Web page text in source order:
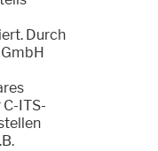
Durch
ITS-